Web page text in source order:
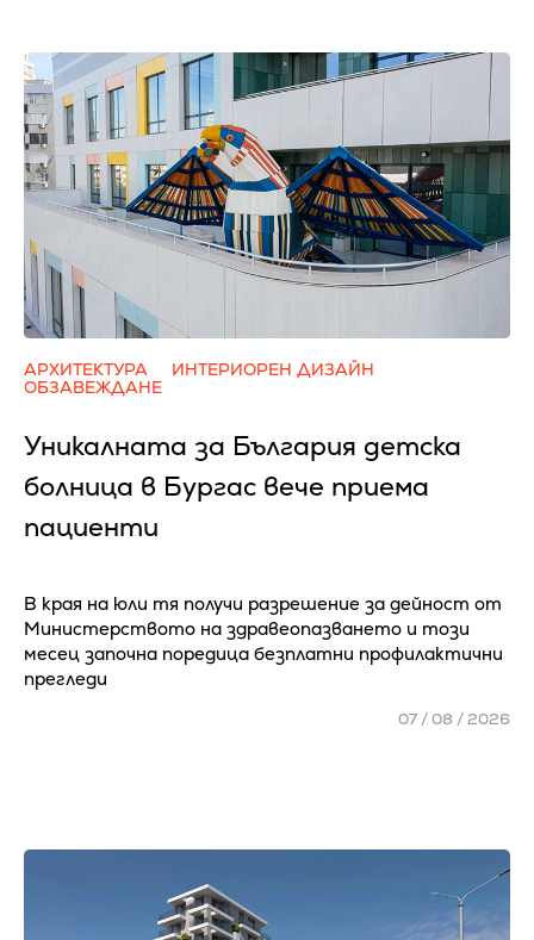
АРХИТЕКТУРА
ИНТЕРИОРЕН ДИЗАЙН
ОБЗАВЕЖДАНЕ
Уникалната за България детска
болница в Бургас вече приема
пациенти
В края на юли тя получи разрешение за дейност от
Министерството на здравеопазването и този
месец започна поредица безплатни профилактични
прегледи
07 / 08 / 2026